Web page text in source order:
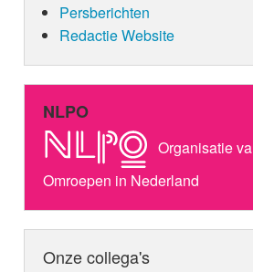
Persberichten
Redactie Website
NLPO
Organisatie
Omroepen in Nederland
Onze collega's